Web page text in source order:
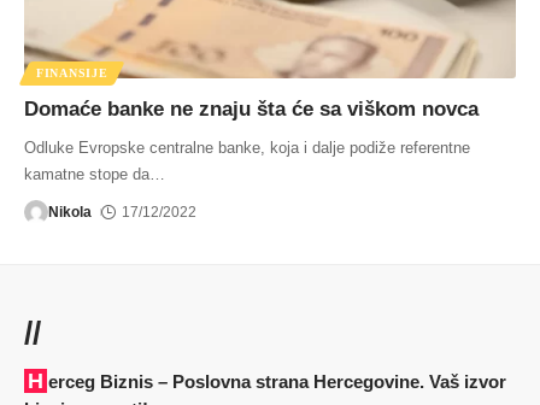
FINANSIJE
Domaće banke ne znaju šta će sa viškom novca
Odluke Evropske centralne banke, koja i dalje podiže referentne
kamatne stope da…
Nikola 17/12/2022
//
Herceg Biznis – Poslovna strana Hercegovine. Vaš izvor